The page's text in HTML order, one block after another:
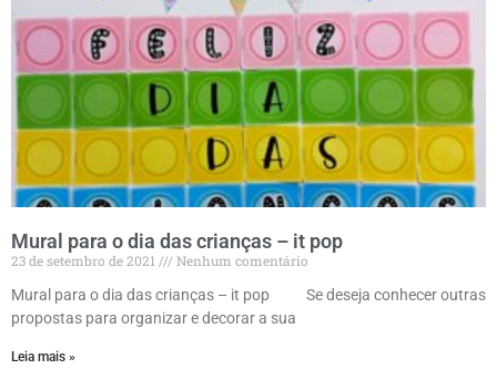
Mural para o dia das crianças – it pop
23 de setembro de 2021
Nenhum comentário
Mural para o dia das crianças – it pop Se deseja conhecer outras
propostas para organizar e decorar a sua
Leia mais »